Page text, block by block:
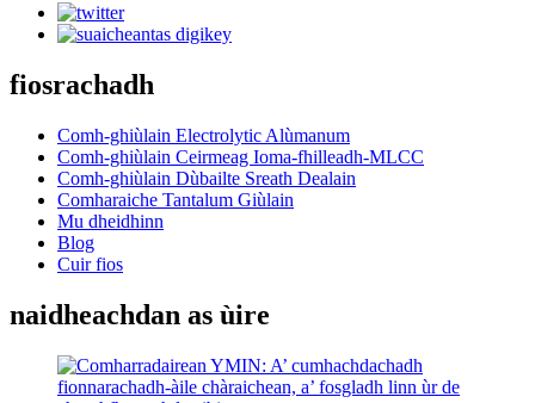
fiosrachadh
Comh-ghiùlain Electrolytic Alùmanum
Comh-ghiùlain Ceirmeag Ioma-fhilleadh-MLCC
Comh-ghiùlain Dùbailte Sreath Dealain
Comharaiche Tantalum Giùlain
Mu dheidhinn
Blog
Cuir fios
naidheachdan as ùire